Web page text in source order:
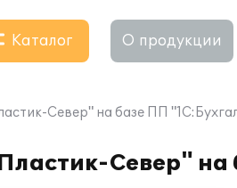
Каталог О продукции
Север" на базе ПП
Север" на